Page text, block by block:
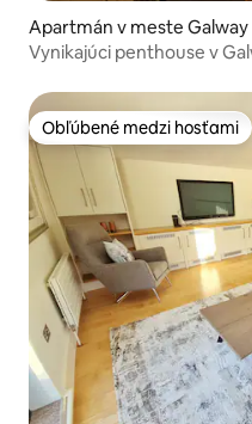
Apartmán v meste Galway
Vynikajúci penthouse v
Obľúbené medzi hosťami
Obľúbené medzi hosťami